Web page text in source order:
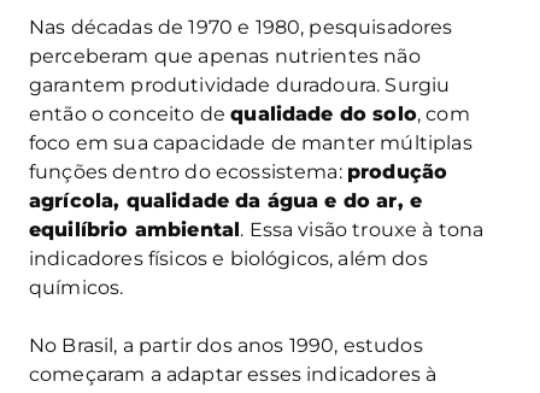
Nas décadas de 1970 e 1980, pesquisadores
perceberam que apenas nutrientes não
garantem produtividade duradoura. Surgiu
então o conceito dequalidade do solo, com
foco em sua capacidade de manter múltiplas
funções dentro do ecossistema: produção
agrícola, qualidade da água e do ar, e
equilíbrio ambiental. Essa visão trouxe à tona
indicadores físicos e biológicos, além dos
químicos.
No Brasil, a partir dos anos 1990, estudos
começaram a adaptar esses indicadores à